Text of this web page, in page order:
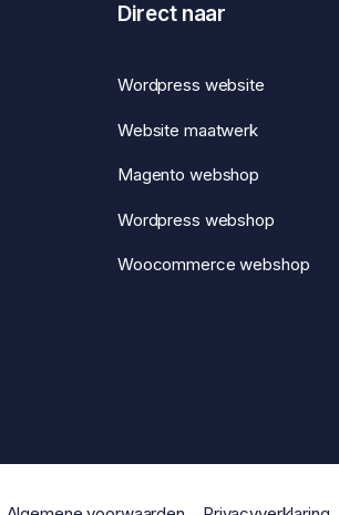
Direct naar
Wordpress website
Website maatwerk
Magento webshop
Wordpress webshop
Woocommerce webshop